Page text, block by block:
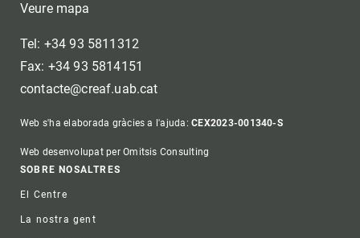
Veure mapa
Tel: +34 93 5811312
Fax: +34 93 5814151
contacte@creaf.uab.cat
Web s'ha elaborada gràcies a l'ajuda:CEX2023-001340-S
Web desenvolupat per Omitsis Consulting
Footer
SOBRE NOSALTRES
El Centre
La nostra gent